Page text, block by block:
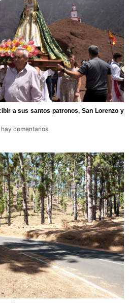
a sus santos patronos, San Lorenzo y
hay comentarios